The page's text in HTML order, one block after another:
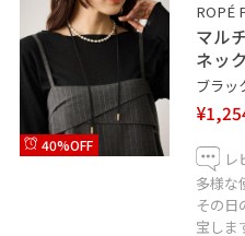
40%OFF
ROPÉ
マル
ネッ
ブラッ
レ
多様な
その日
宝しま